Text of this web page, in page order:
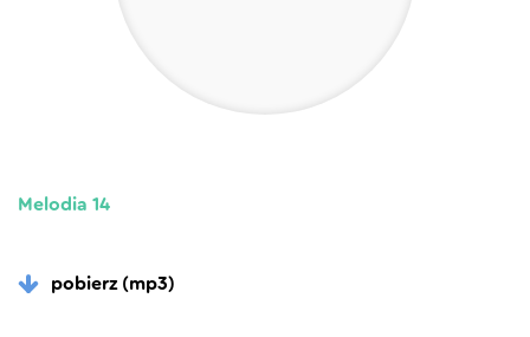
Melodia 14
pobierz (mp3)